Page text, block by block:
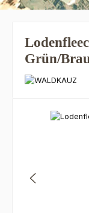
Grün/
Bildergalerie